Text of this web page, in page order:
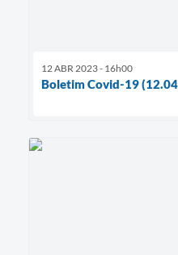
12 ABR 2023 - 16h00
Boletim Covid-19